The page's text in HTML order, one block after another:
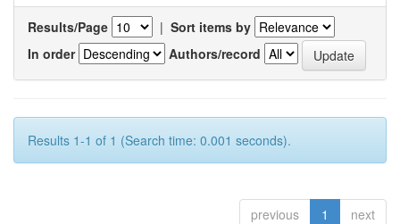
Results/Page | Sort items by
In order
Authors/record
Results 1-1 of 1 (Search time: 0.001 seconds).
previous 1 next